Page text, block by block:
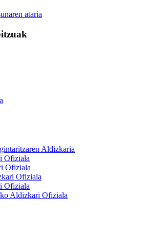
ataria
Aldizkaria
Ofiziala
Ofiziala
Ofiziala
Ofiziala
Aldizkari Ofiziala